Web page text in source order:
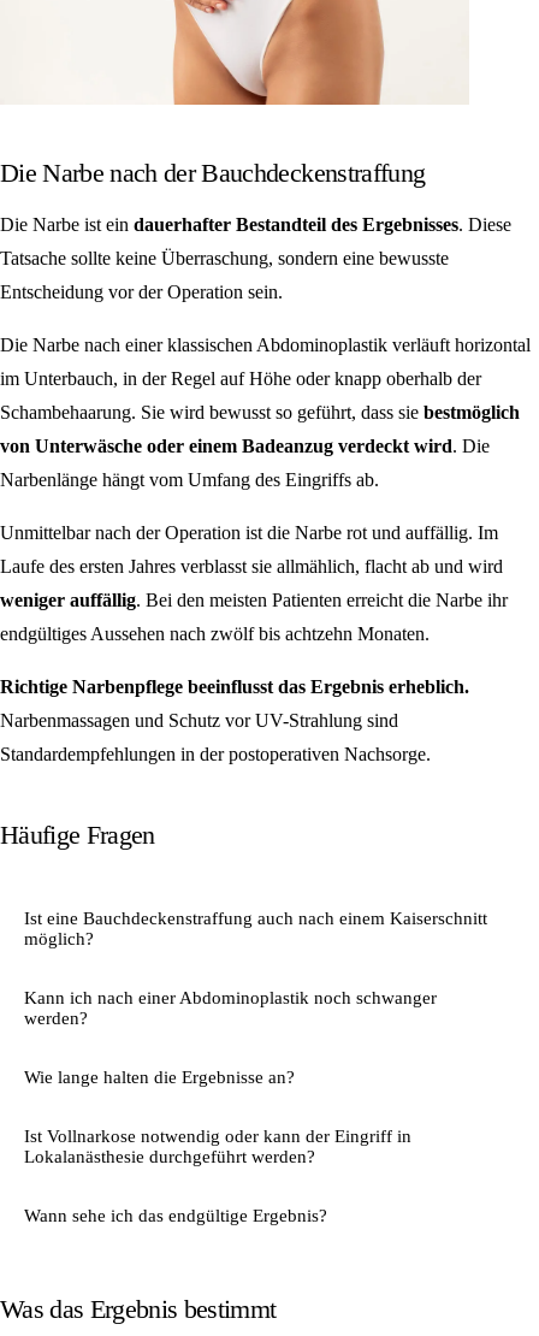
Die Narbe nach der Bauchdeckenstraffung
Die Narbe ist ein dauerhafter Bestandteil des Ergebnisses. Diese
Tatsache sollte keine Überraschung, sondern eine bewusste
Entscheidung vor der Operation sein.
Die Narbe nach einer klassischen Abdominoplastik verläuft horizontal
im Unterbauch, in der Regel auf Höhe oder knapp oberhalb der
Schambehaarung. Sie wird bewusst so geführt, dass sie bestmöglich
von Unterwäsche oder einem Badeanzug verdeckt wird. Die
Narbenlänge hängt vom Umfang des Eingriffs ab.
Unmittelbar nach der Operation ist die Narbe rot und auffällig. Im
Laufe des ersten Jahres verblasst sie allmählich, flacht ab und wird
weniger auffällig. Bei den meisten Patienten erreicht die Narbe ihr
endgültiges Aussehen nach zwölf bis achtzehn Monaten.
Richtige Narbenpflege beeinflusst das Ergebnis erheblich.
Narbenmassagen und Schutz vor UV-Strahlung sind
Standardempfehlungen in der postoperativen Nachsorge.
Häufige Fragen
Ist eine Bauchdeckenstraffung auch nach einem Kaiserschnitt
möglich?
Kann ich nach einer Abdominoplastik noch schwanger
werden?
Wie lange halten die Ergebnisse an?
Ist Vollnarkose notwendig oder kann der Eingriff in
Lokalanästhesie durchgeführt werden?
Wann sehe ich das endgültige Ergebnis?
Was das Ergebnis bestimmt